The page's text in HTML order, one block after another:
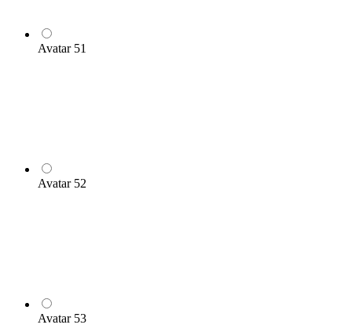
Avatar 51
Avatar 52
Avatar 53